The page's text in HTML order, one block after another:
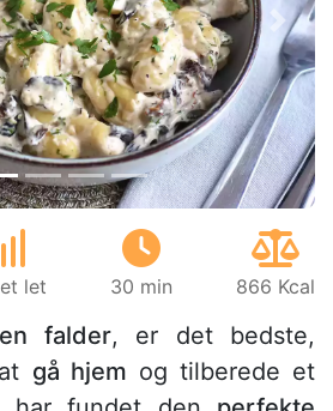
let 30 min 866 Kcal
falder, er det bedste,
gå hjem og tilberede et